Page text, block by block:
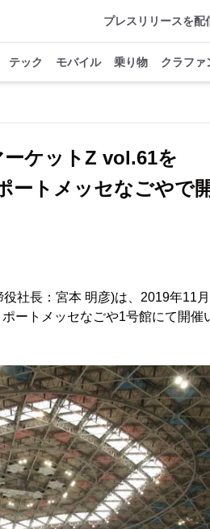
プレスリリースを配
テック モバイル 乗り物 クラファ
ケットZ vol.61を
ートメッセなごやで
社長：宮本 明彦)は、2019年11
ートメッセなごや1号館にて開催